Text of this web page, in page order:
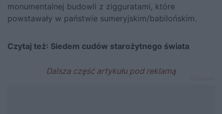
monumentalnej budowli z zigguratami, które
powstawały w państwie sumeryjskim/babilońskim.
Czytaj też: Siedem cudów starożytnego świata